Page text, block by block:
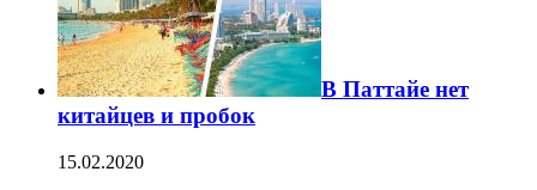
В Паттайе нет
китайцев и пробок
15.02.2020